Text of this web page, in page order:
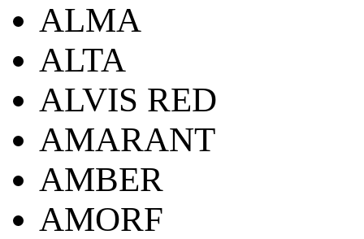
ALMA
ALTA
ALVIS RED
AMARANT
AMBER
AMORF